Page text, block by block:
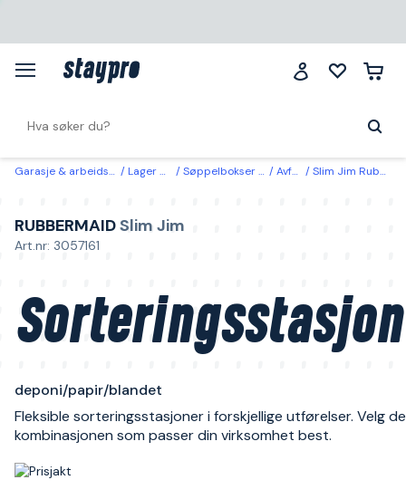
Garasje & arbeidsplass Lager & miljø Søppelbokser & søppelsekker Avfallsbeholder Slim Jim Rubbermaid Sorteringsstasjon deponi/papir/blandet
RUBBERMAIDSlim Jim
Art.nr: 3057161
Sorteringsstasjon
deponi/papir/blandet
Fleksible sorteringsstasjoner i forskjellige utførelser. Velg
kombinasjonen som passer din virksomhet best.